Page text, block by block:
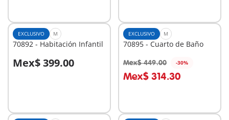
EXCLUSIVO M
70892 - Habitación Infantil
Mex$ 399.00
A la cesta
EXCLUSIVO M
70895 - Cuarto de Baño
Mex$ 449.00 -30%
Mex$ 314.30
A la cesta